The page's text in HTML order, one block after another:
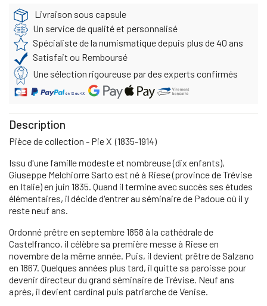
Livraison sous capsule
Un service de qualité et personnalisé
Spécialiste de la numismatique depuis plus de 40 ans
Satisfait ou Remboursé
Une sélection rigoureuse par des experts confirmés
Description
Pièce de collection - Pie X (1835-1914)
Issu d'une famille modeste et nombreuse (dix enfants),
Giuseppe Melchiorre Sarto est né à Riese (province de Trévise
en Italie) en juin 1835. Quand il termine avec succès ses études
élémentaires, il décide d'entrer au séminaire de Padoue où il y
reste neuf ans.
Ordonné prêtre en septembre 1858 à la cathédrale de
Castelfranco, il célèbre sa première messe à Riese en
novembre de la même année. Puis, il devient prêtre de Salzano
en 1867. Quelques années plus tard, il quitte sa paroisse pour
devenir directeur du grand séminaire de Trévise. Neuf ans
après, il devient cardinal puis patriarche de Venise.